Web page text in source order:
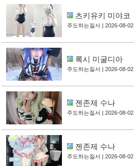
츠키유키 미야코
주도하는질서 | 2026-08-02
록시 미굴디아
주도하는질서 | 2026-08-02
젠존제 수나
주도하는질서 | 2026-08-02
젠존제 수나
주도하는질서 | 2026-08-02